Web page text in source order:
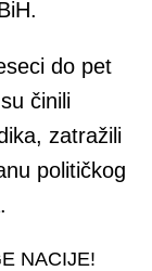
do pet
činili
zatražili
političkog
NACIJE!